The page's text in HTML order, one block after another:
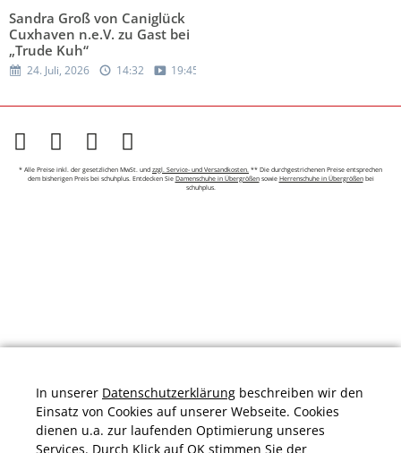
Sandra Groß von Caniglück
Cuxhaven n.e.V. zu Gast bei
„Trude Kuh“
24. Juli, 2026 14:32 19:45
* Alle Preise inkl. der gesetzlichen MwSt. und zzgl. Service- und Versandkosten. ** Die durchgestrichenen Preise entsprechen
dem bisherigen Preis bei schuhplus. Entdecken Sie Damenschuhe in Übergrößensowie Herrenschuhe in Übergrößenbei
schuhplus.
In unserer Datenschutzerklärung beschreiben wir den
Einsatz von Cookies auf unserer Webseite. Cookies
dienen u.a. zur laufenden Optimierung unseres
Services. Durch Klick auf OK stimmen Sie der